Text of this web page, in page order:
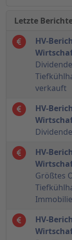
Letzte
HV-
verkauft
HV-
HV-
Größtes
HV-